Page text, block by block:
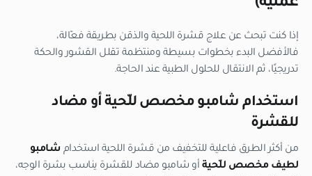
عملية)
إذا كنت تبحث عن علاج قشرة اللحية والذقن بطريقة فعّالة،
فالأفضل البدء بخطوات بسيطة ومنتظمة تقلل القشور والحكة
تدريجيًا، ثم الانتقال للحلول الطبية عند الحاجة.
استخدام شامبو مخصص للّحية أو مضاد
للقشرة
من أكثر الطرق فاعلية للتخفيف من قشرة اللحية استخدام شامبو
لطيف مخصص للّحية أو شامبو مضاد للقشرة يناسب بشرة الوجه،